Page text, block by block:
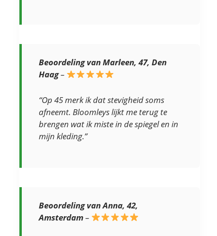
Beoordeling van Marleen, 47, Den
Haag–
“Op 45 merk ik dat stevigheid soms
afneemt. Bloomleys lijkt me terug te
brengen wat ik miste in de spiegel en in
mijn kleding.”
Beoordeling van Anna, 42,
Amsterdam–